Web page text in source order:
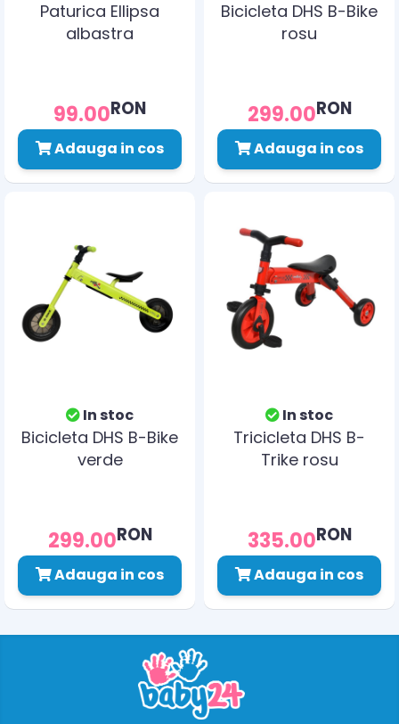
Paturica Ellipsa
albastra
99.00RON
Adauga in cos
Bicicleta DHS B-Bike
rosu
299.00RON
Adauga in cos
In stoc
Bicicleta DHS B-Bike
verde
299.00RON
Adauga in cos
In stoc
Tricicleta DHS B-
Trike rosu
335.00RON
Adauga in cos